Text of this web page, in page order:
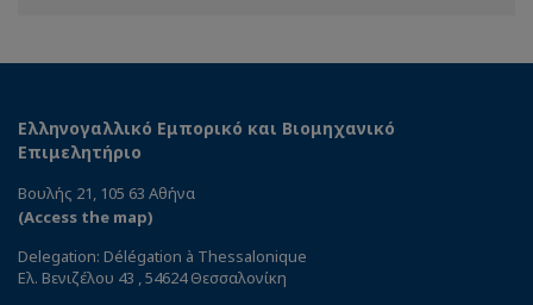
Ελληνογαλλικό Εμπορικό και Βιομηχανικό
Επιμελητήριο
Βουλής 21, 105 63 Αθήνα
(Access the map)
Delegation: Délégation à Thessalonique
Ελ. Βενιζέλου 43 , 54624 Θεσσαλονίκη